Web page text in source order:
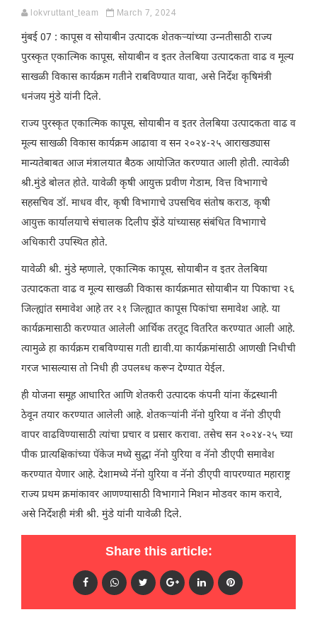
lokvruttant_team March 7, 2024
मुंबई 07 : कापूस व सोयाबीन उत्पादक शेतकऱ्यांच्या उन्नतीसाठी राज्य
पुरस्कृत एकात्मिक कापूस, सोयाबीन व इतर तेलबिया उत्पादकता वाढ व मूल्य
साखळी विकास कार्यक्रम गतीने राबविण्यात यावा, असे निर्देश कृषिमंत्री
धनंजय मुंडे यांनी दिले.
राज्य पुरस्कृत एकात्मिक कापूस, सोयाबीन व इतर तेलबिया उत्पादकता वाढ व
मूल्य साखळी विकास कार्यक्रम आढावा व सन २०२४-२५ आराखड्यास
मान्यतेबाबत आज मंत्रालयात बैठक आयोजित करण्यात आली होती. त्यावेळी
श्री.मुंडे बोलत होते. यावेळी कृषी आयुक्त प्रवीण गेडाम, वित्त विभागाचे
सहसचिव डॉ. माधव वीर, कृषी विभागाचे उपसचिव संतोष कराड, कृषी
आयुक्त कार्यालयाचे संचालक दिलीप झेंडे यांच्यासह संबंधित विभागाचे
अधिकारी उपस्थित होते.
यावेळी श्री. मुंडे म्हणाले, एकात्मिक कापूस, सोयाबीन व इतर तेलबिया
उत्पादकता वाढ व मूल्य साखळी विकास कार्यक्रमात सोयाबीन या पिकाचा २६
जिल्ह्यांत समावेश आहे तर २१ जिल्ह्यात कापूस पिकांचा समावेश आहे. या
कार्यक्रमासाठी करण्यात आलेली आर्थिक तरतूद वितरित करण्यात आली आहे.
त्यामुळे हा कार्यक्रम राबविण्यास गती द्यावी.या कार्यक्रमांसाठी आणखी निधीची
गरज भासल्यास तो निधी ही उपलब्ध करून देण्यात येईल.
ही योजना समूह आधारित आणि शेतकरी उत्पादक कंपनी यांना केंद्रस्थानी
ठेवून तयार करण्यात आलेली आहे. शेतकऱ्यांनी नॅनो युरिया व नॅनो डीएपी
वापर वाढविण्यासाठी त्यांचा प्रचार व प्रसार करावा. तसेच सन २०२४-२५ च्या
पीक प्रात्यक्षिकांच्या पॅकेज मध्ये सुद्धा नॅनो युरिया व नॅनो डीएपी समावेश
करण्यात येणार आहे. देशामध्ये नॅनो युरिया व नॅनो डीएपी वापरण्यात महाराष्ट्र
राज्य प्रथम क्रमांकावर आणण्यासाठी विभागाने मिशन मोडवर काम करावे,
असे निर्देशही मंत्री श्री. मुंडे यांनी यावेळी दिले.
Share this article: